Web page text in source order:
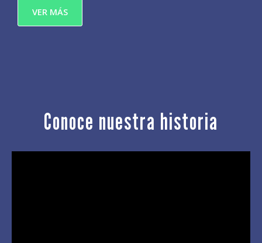
VER MÁS
Conoce nuestra historia